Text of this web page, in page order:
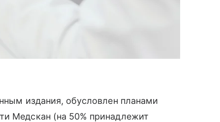
издания, обусловлен планами
Медскан (на 50% принадлежит